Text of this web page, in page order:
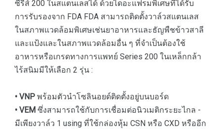
ซีรี่ส์ 200 ในสแตนเลสได้ ด้วยไดอะแฟรมพิเศษที่ได้รับ
การรับรองจาก FDA FDA สามารถติดตั้งวาล์วสแตนเลส
ในสภาพแวดล้อมพิเศษเช่นยาอาหารและธัญพืชข้าวสาลี
และแป้งและในสภาพแวดล้อมอื่น ๆ ที่จำเป็นต้องใช้
อาหารหรือเกรดทางการแพทย์ Series 200 ในเหล็กกล้า
ไร้สนิมมีให้เลือก 2 รุ่น :
• VNP พร้อมตัวนำโซลินอยด์ติดตั้งอยู่บนบอร์ด
• VEM ซึ่งสามารถใช้กับการเชื่อมต่อนิวเมติกระยะไกล -
มีเพียงวาล์ว 1 using ที่ใช้กล่องหุ้ม CSN หรือ CXD หรืออีก